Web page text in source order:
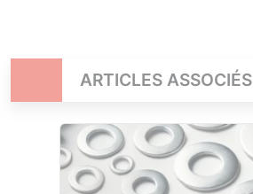
ARTICLES ASSOCIÉS